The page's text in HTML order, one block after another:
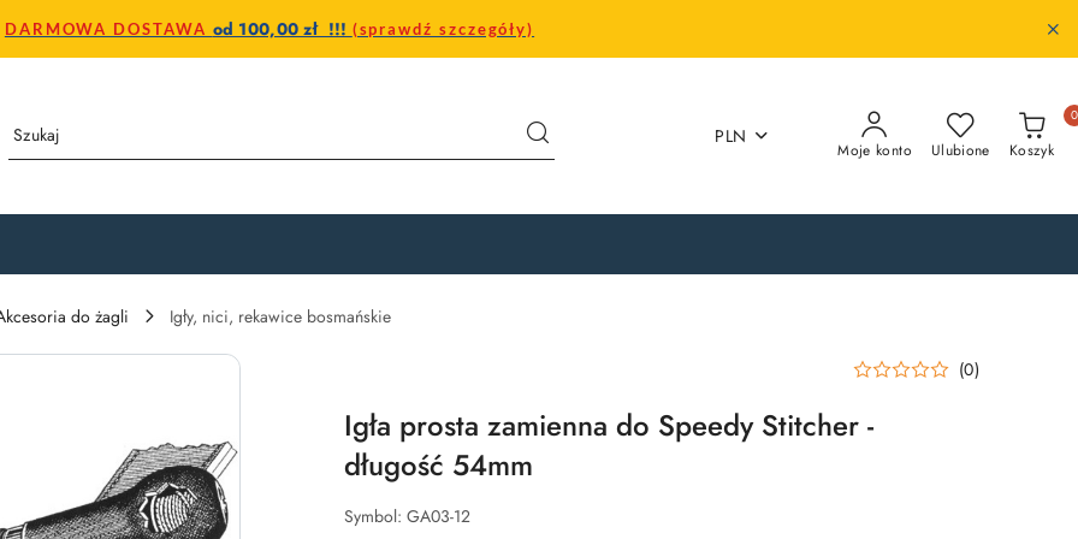
DARMOWA DOSTAWA od 100,00 zł !!! (sprawdź szczegóły)
PLN
Moje konto Ulubione Koszyk
0
do żagli Igły, nici, rekawice bosmańskie
(0)
Igła prosta zamienna do Speedy Stitcher -
długość 54mm
Symbol: GA03-12